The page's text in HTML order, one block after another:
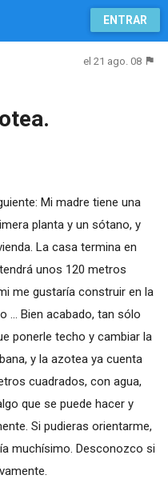
ENTRAR
el 21 ago. 08
Mi madre tiene una
planta y un sótano, y
La casa termina en
unos 120 metros
me gustaría construir en la
... Bien acabado, tan sólo
ponerle techo y cambiar la
y la azotea ya cuenta
cuadrados, con agua,
que se puede hacer y
Si pudieras orientarme,
muchísimo. Desconozco si